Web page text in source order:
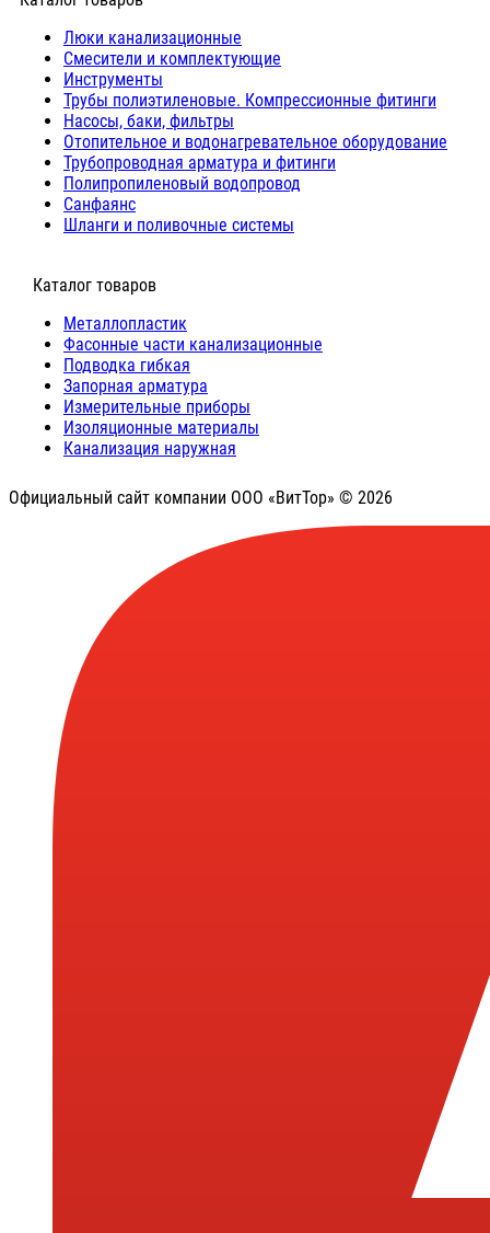
Люки канализационные
Cмесители и комплектующие
Инструменты
Трубы полиэтиленовые. Компрессионные фитинги
Насосы, баки, фильтры
Отопительное и водонагревательное оборудование
Трубопроводная арматура и фитинги
Полипропиленовый водопровод
Санфаянс
Шланги и поливочные системы
⠀Каталог товаров
Металлопластик
Фасонные части канализационные
Подводка гибкая
Запорная арматура
Измерительные приборы
Изоляционные материалы
Канализация наружная
Официальный сайт компании ООО «ВитТор» © 2026